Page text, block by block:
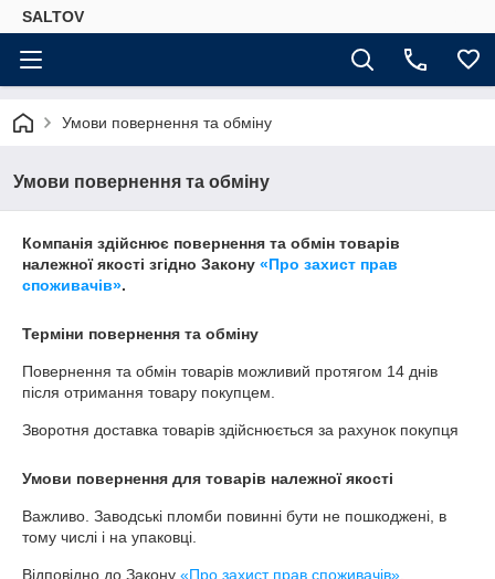
SALTOV
Умови повернення та обміну
Умови повернення та обміну
Компанія здійснює повернення та обмін товарів
належної якості згідно Закону «Про захист прав
споживачів».
Терміни повернення та обміну
Повернення та обмін товарів можливий протягом 14 днів
після отримання товару покупцем.
Зворотня доставка товарів здійснюється за рахунок покупця
Умови повернення для товарів належної якості
Важливо. Заводські пломби повинні бути не пошкоджені, в
тому числі і на упаковці.
Відповідно до Закону «Про захист прав споживачів»